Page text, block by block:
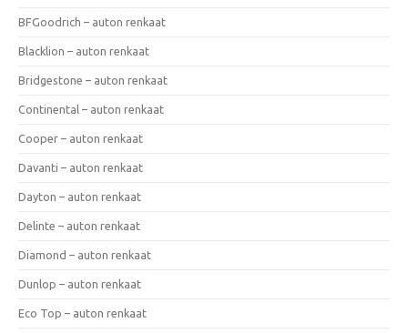
BFGoodrich – auton renkaat
Blacklion – auton renkaat
Bridgestone – auton renkaat
Continental – auton renkaat
Cooper – auton renkaat
Davanti – auton renkaat
Dayton – auton renkaat
Delinte – auton renkaat
Diamond – auton renkaat
Dunlop – auton renkaat
Eco Top – auton renkaat